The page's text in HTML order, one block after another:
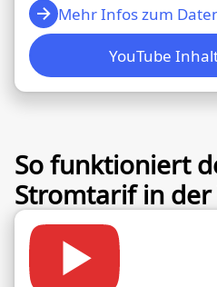
Mehr Infos zum
YouTube
So funktioniert
Stromtarif in der